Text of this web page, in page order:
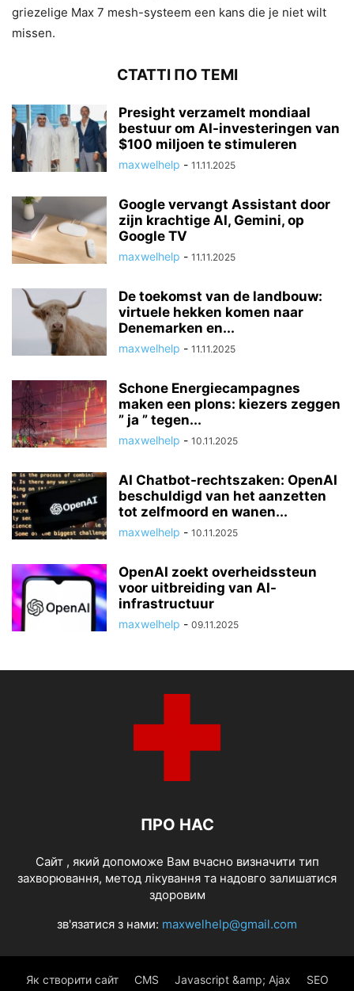
griezelige Max 7 mesh-systeem een ​​kans die je niet wilt
missen.
СТАТТІ ПО ТЕМІ
Presight verzamelt mondiaal
bestuur om AI-investeringen van
$100 miljoen te stimuleren
maxwelhelp - 11.11.2025
Google vervangt Assistant door
zijn krachtige AI, Gemini, op
Google TV
maxwelhelp - 11.11.2025
De toekomst van de landbouw:
virtuele hekken komen naar
Denemarken en...
maxwelhelp - 11.11.2025
Schone Energiecampagnes
maken een plons: kiezers zeggen
” ja ” tegen...
maxwelhelp - 10.11.2025
AI Chatbot-rechtszaken: OpenAI
beschuldigd van het aanzetten
tot zelfmoord en wanen...
maxwelhelp - 10.11.2025
OpenAI zoekt overheidssteun
voor uitbreiding van AI-
infrastructuur
maxwelhelp - 09.11.2025
ПРО НАС
Cайт , який допоможе Вам вчасно визначити тип
захворювання, метод лікування та надовго залишатися
здоровим
зв'язатися з нами: maxwelhelp@gmail.com
Як створити сайт CMS Javascript &amp; Ajax SEO